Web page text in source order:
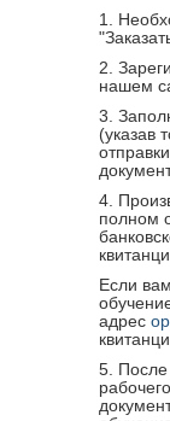
1.
2.
нашем
3.
(указав
4.
полном
Если
адрес
5. После